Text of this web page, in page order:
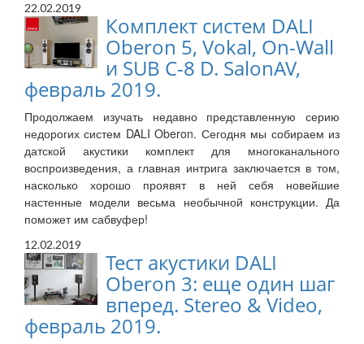
22.02.2019
Комплект систем DALI
Oberon 5, Vokal, On-Wall
и SUB C-8 D. SalonAV,
февраль 2019.
Продолжаем изучать недавно представленную серию
недорогих систем DALI Oberon. Сегодня мы собираем из
датской акустики комплект для многоканального
воспроизведения, а главная интрига заключается в том,
насколько хорошо проявят в ней себя новейшие
настенные модели весьма необычной конструкции. Да
поможет им сабвуфер!
12.02.2019
Тест акустики DALI
Oberon 3: еще один шаг
вперед. Stereo & Video,
февраль 2019.